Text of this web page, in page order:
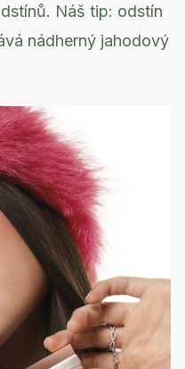
Náš tip: odstín
nádherný jahodový